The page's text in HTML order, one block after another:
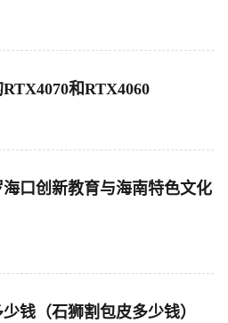
和RTX4060
口创新教育与海南特色文化
钱（石狮割包皮多少钱）